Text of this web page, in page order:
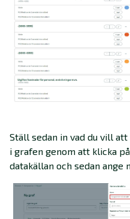
Ställ sedan in vad du vill
i grafen genom att klicka
datakällan och sedan ange